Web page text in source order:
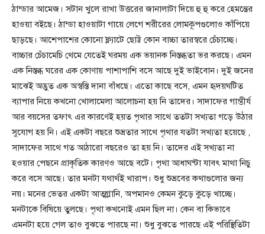
ঠান্ডার আমেজ। সটান খুলে রাখা উত্তরের জানালাটা দিয়ে হু হু করে হেমন্তের
হাওয়া বইছে। ঠান্ডা হাওয়াটা গায়ে লেগে শরীরের লোমকূপগুলোও কাঁপিয়ে
ছাড়ছে। আশেপাশের কোনো ফ্ল্যাটে ছোট্ট কোন বাচ্চা তারস্বরে চেঁচাচ্ছে।
বাচ্চার চেঁচামেচি থেমে যেতেই ঘরময় এক ভয়ানক নিস্তব্ধতা ভর করছে। এমন
এক নিস্তব্ধ ঘরের এক কোণায় পাশাপাশি বসে আছে দুই ভাইবোন। দুই জনের
মাঝেই অদ্ভুত এক অস্বস্তি দানা বাঁধছে। এতো কাছে বসে, এমন হৃদয়ঘটিত
ব্যাপার নিয়ে কখনো খোলামেলা আলোচনা হয় নি তাদের। সাদাফের গাম্ভীর্য
আর বয়সের তফাৎ এর কারণেই হয়ত পৃথার সাথে ততটা সখ্যতা গড়ে উঠার
সুযোগ হয় নি। এই একটা বছরে শুভ্রতার সাথে পৃথার যতটা সখ্যতা হয়েছে ,
সাদাফের সাথে গত আঠারো বছরেও তা হয় নি। তাদের এই সখ্যতা না
হওয়ার পেছনে প্রাকৃতিক কারণও আছে বটে। পৃথা আধাঘন্টা যাবৎ মাথা নিচু
করে বসে আছে। তার মনটা যথার্থই খারাপ। শুধু শুভ্রবের কথাগুলোর জন্য
নয়। মনের ভেতর একটা আত্মগ্লানি, অপমানও কেমন কুড়ে কুড়ে খাচ্ছে।
মনটাকে বিষিয়ে তুলছে। পৃথা কখনোই এমন ছিল না। কেন বা কিভাবে
এমনটা হয়ে গেল তাও বুঝতে পারছে না। শুধু বুঝতে পারছে এই পরিস্থিতিটা